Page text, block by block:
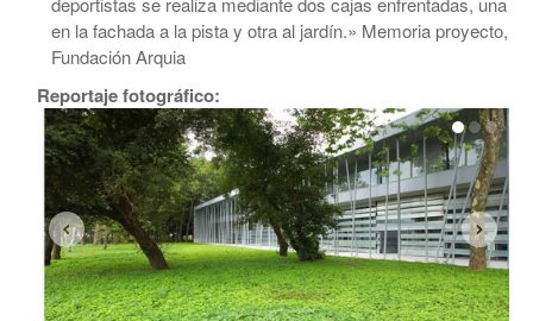
en la fachada a la pista y otra al jardín.» Memoria proyecto,
Fundación Arquia
Reportaje fotográfico: